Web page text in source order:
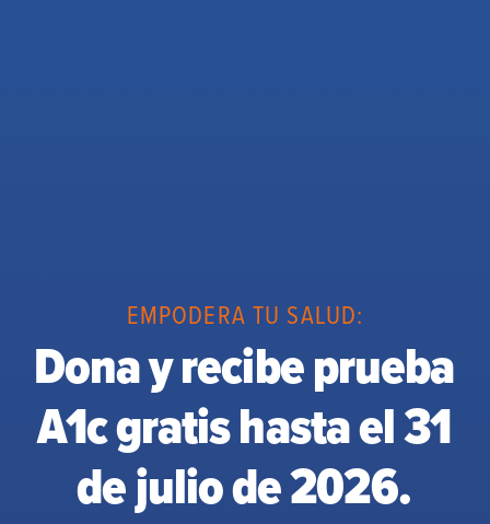
EMPODERA TU SALUD:
Dona y recibe prueba
A1c gratis hasta el 31
de julio de 2026.